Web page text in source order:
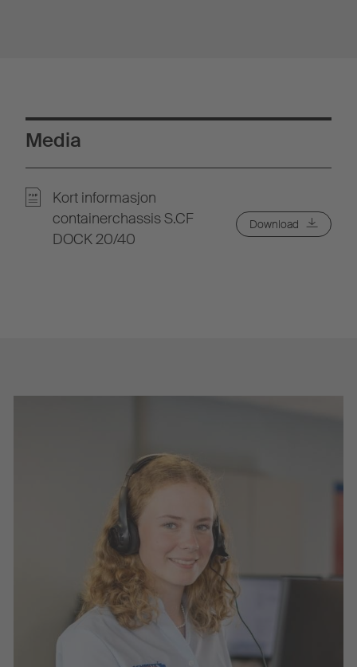
Media
Kort informasjon
containerchassis S.CF
DOCK 20/40
Download